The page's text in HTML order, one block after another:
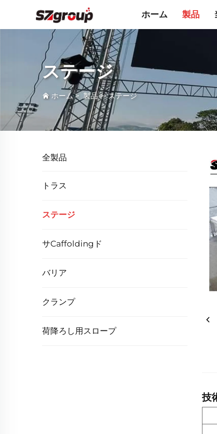
ホーム 製品
ステージ
ホーム> 製品>ステージ
全製品
トラス
ステージ
サcaffoldingド
バリア
クランプ
荷降ろし用スロープ
技